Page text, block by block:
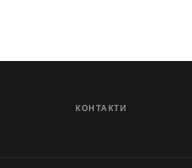
КОНТАКТИ